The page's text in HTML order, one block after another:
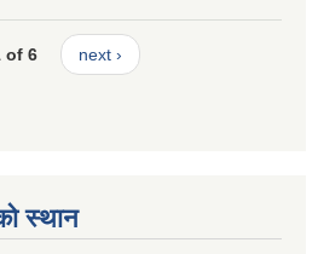
of 6 next ›
स्थान